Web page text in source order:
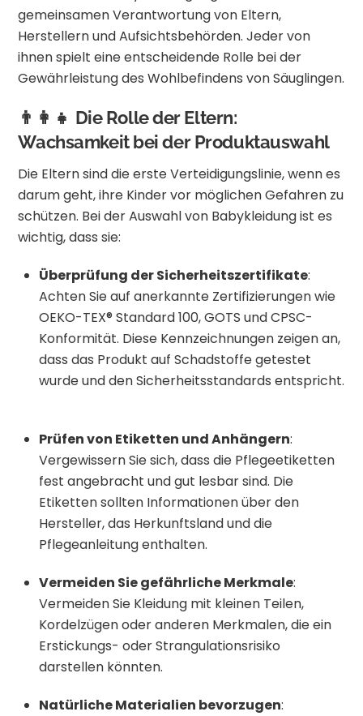
gemeinsamen Verantwortung von Eltern,
Herstellern und Aufsichtsbehörden. Jeder von
ihnen spielt eine entscheidende Rolle bei der
Gewährleistung des Wohlbefindens von Säuglingen.
👨‍👩‍👧 Die Rolle der Eltern:
Wachsamkeit bei der Produktauswahl
Die Eltern sind die erste Verteidigungslinie, wenn es
darum geht, ihre Kinder vor möglichen Gefahren zu
schützen. Bei der Auswahl von Babykleidung ist es
wichtig, dass sie:
Überprüfung der Sicherheitszertifikate:
Achten Sie auf anerkannte Zertifizierungen wie
OEKO-TEX® Standard 100, GOTS und CPSC-
Konformität. Diese Kennzeichnungen zeigen an,
dass das Produkt auf Schadstoffe getestet
wurde und den Sicherheitsstandards entspricht.
Prüfen von Etiketten und Anhängern:
Vergewissern Sie sich, dass die Pflegeetiketten
fest angebracht und gut lesbar sind. Die
Etiketten sollten Informationen über den
Hersteller, das Herkunftsland und die
Pflegeanleitung enthalten.
Vermeiden Sie gefährliche Merkmale:
Vermeiden Sie Kleidung mit kleinen Teilen,
Kordelzügen oder anderen Merkmalen, die ein
Erstickungs- oder Strangulationsrisiko
darstellen könnten.
Natürliche Materialien bevorzugen: